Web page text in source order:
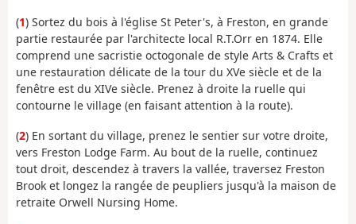
(1) Sortez du bois à l'église St Peter's, à Freston, en grande
partie restaurée par l'architecte local R.T.Orr en 1874. Elle
comprend une sacristie octogonale de style Arts & Crafts et
une restauration délicate de la tour du XVe siècle et de la
fenêtre est du XIVe siècle. Prenez à droite la ruelle qui
contourne le village (en faisant attention à la route).
(2) En sortant du village, prenez le sentier sur votre droite,
vers Freston Lodge Farm. Au bout de la ruelle, continuez
tout droit, descendez à travers la vallée, traversez Freston
Brook et longez la rangée de peupliers jusqu'à la maison de
retraite Orwell Nursing Home.